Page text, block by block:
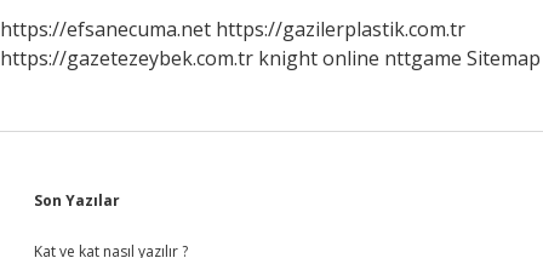
https://efsanecuma.net https://gazilerplastik.com.tr
https://gazetezeybek.com.tr knight online nttgame Sitemap
Sidebar
Son Yazılar
Kat ve kat nasıl yazılır ?